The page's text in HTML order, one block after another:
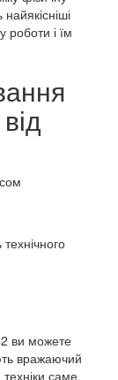
і їм
ви можете
вражаючий
саме